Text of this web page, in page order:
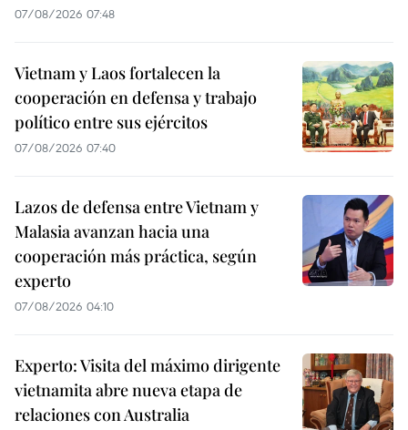
07/08/2026 07:48
Vietnam y Laos fortalecen la
cooperación en defensa y trabajo
político entre sus ejércitos
07/08/2026 07:40
Lazos de defensa entre Vietnam y
Malasia avanzan hacia una
cooperación más práctica, según
experto
07/08/2026 04:10
Experto: Visita del máximo dirigente
vietnamita abre nueva etapa de
relaciones con Australia